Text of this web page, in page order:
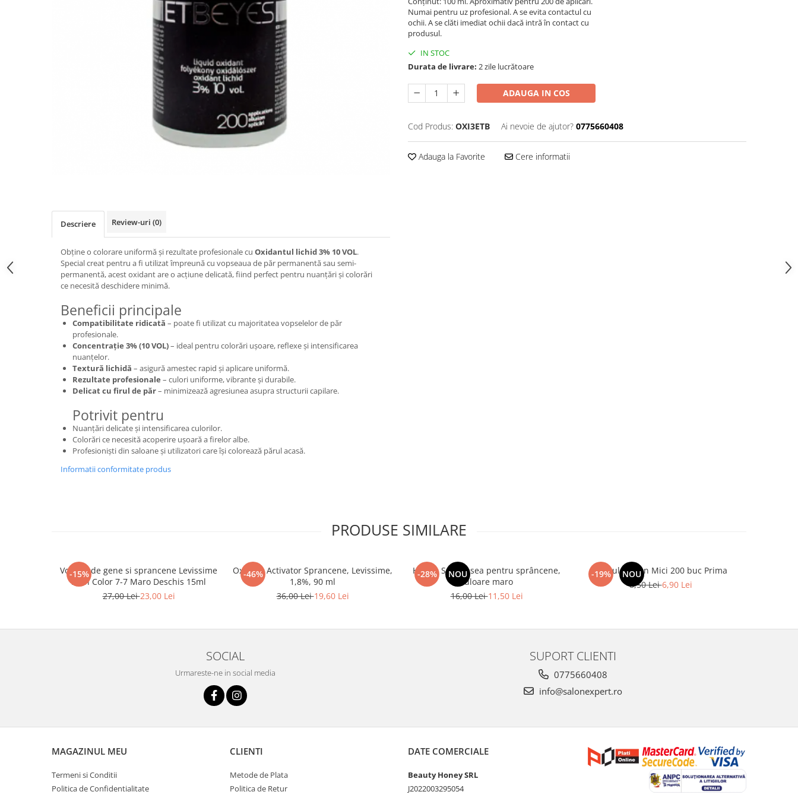
Numai pentru uz profesional. A se evita contactul cu
ochii. A se clăti imediat ochii dacă intră în contact cu
produsul.
IN STOC
Durata de livrare: 2 zile lucrătoare
ADAUGA IN COS
Cod Produs: OXI3ETB Ai nevoie de ajutor? 0775660408
Adauga la Favorite Cere informatii
Descriere Review-uri (0)
Obține o colorare uniformă și rezultate profesionale cu Oxidantul lichid 3% 10 VOL.
Special creat pentru a fi utilizat împreună cu vopseaua de păr permanentă sau semi-
permanentă, acest oxidant are o acțiune delicată, fiind perfect pentru nuanțări și colorări
ce necesită deschidere minimă.
Beneficii principale
Compatibilitate ridicată – poate fi utilizat cu majoritatea vopselelor de păr
profesionale.
Concentrație 3% (10 VOL)– ideal pentru colorări ușoare, reflexe și intensificarea
nuanțelor.
Textură lichidă – asigură amestec rapid și aplicare uniformă.
Rezultate profesionale – culori uniforme, vibrante și durabile.
Delicat cu firul de păr– minimizează agresiunea asupra structurii capilare.
Potrivit pentru
Nuanțări delicate și intensificarea culorilor.
Colorări ce necesită acoperire ușoară a firelor albe.
Profesioniști din saloane și utilizatori care își colorează părul acasă.
Informatii conformitate produs
PRODUSE SIMILARE
-15%
Vopsea de gene si sprancene Levissime
Lash Color 7-7 Maro Deschis 15ml
27,00 Lei23,00 Lei
-46%
Oxidant Activator Sprancene, Levissime,
1,8%, 90 ml
36,00 Lei19,60 Lei
-28% NOU
Henna Set vopsea pentru sprâncene,
culoare maro
16,00 Lei11,50 Lei
-19% NOU
Spatule Lemn Mici 200 buc Prima
8,50 Lei6,90 Lei
SOCIAL
Urmareste-ne in social media
SUPORT CLIENTI
0775660408
info@salonexpert.ro
MAGAZINUL MEU
Termeni si Conditii
Politica de Confidentialitate
CLIENTI
Metode de Plata
Politica de Retur
DATE COMERCIALE
Beauty Honey SRL
J2022003295054